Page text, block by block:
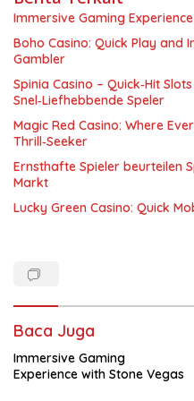
Immersive Gaming
Boho Casino: Quick Play and
Gambler
Spinia Casino – Quick‑Hit
Snel‑Liefhebbende Speler
Magic Red Casino: Where
Thrill‑Seeker
Ernsthafte Spieler beurteilen
Markt
Lucky Green Casino: Quick
Baca Juga
Immersive Gaming
Experience with Stone Vegas